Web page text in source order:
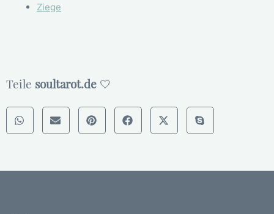
Ziege
Teile soultarot.de 🤍